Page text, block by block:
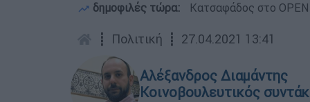
δημοφιλές τώρα: Κατσαφάδος στο
┋ Πολιτική ┋ 27.04.2021 13:41
Αλέξανδρος Διαμάντης
Κοινοβουλευτικός